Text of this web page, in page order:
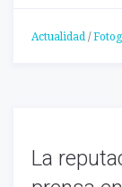
Actualidad /
La